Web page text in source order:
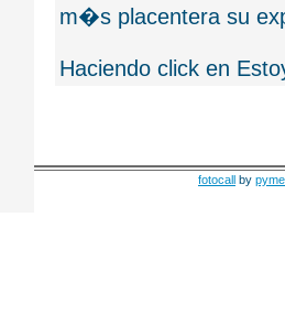
m�s placentera su
Haciendo click en
fotocall by